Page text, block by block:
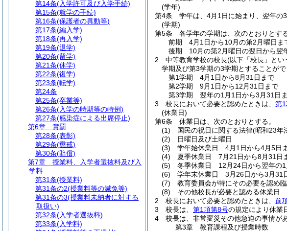
(学年)
第4条
学年は、4月1日に始まり、翌年の3
(学期)
第5条
各学年の学期は、次のとおりとする
前期 4月1日から10月の第2月曜日ま
後期 10月の第2月曜日の翌日から翌
2
中等教育学校の校長(以下「校長」とい
学期及び第3学期の3学期とすることがで
第1学期 4月1日から8月31日まで
第2学期 9月1日から12月31日まで
第3学期 翌年の1月1日から3月31日
3
校長において必要と認めたときは、 第
(休業日)
第6条
休業日は、次のとおりとする。
(1)
国民の祝日に関する法律(昭和23年
(2)
日曜日及び土曜日
(3)
学年始休業日 4月1日から4月5日
(4)
夏季休業日 7月21日から8月31日
(5)
冬季休業日 12月24日から翌年の1
(6)
学年末休業日 3月26日から3月31
(7)
教育委員会が特にその必要を認め
(8)
その他校長が必要と認める休業日
2
校長において必要と認めたときは、 前
3
校長は、 第1項第8号の規定により休業
4
校長は、非常変災その他急迫の事情が
第3章
教育課程及び授業時数
第14条(入学許可及び入学手続)
第15条(就学の手続)
第16条(保護者の異動等)
第17条(編入学)
第18条(再入学)
第19条(退学)
第20条(留学)
第21条(休学)
第22条(復学)
第23条(転学)
第24条
第25条(卒業等)
第26条(入学の時期等の特例)
第27条(感染症による出席停止)
第6章
賞罰
第28条(表彰)
第29条(懲戒)
第30条(賠償)
第7章
授業料、入学者選抜料及び入
学料
第31条(授業料)
第31条の2(授業料等の減免等)
第31条の3(授業料未納者に対する
取扱い)
第32条(入学者選抜料)
第33条(入学料)